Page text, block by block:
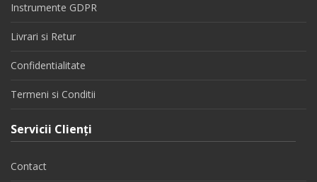
Instrumente GDPR
Livrari si Retur
Confidentialitate
Termeni si Conditii
Servicii Clienţi
Contact